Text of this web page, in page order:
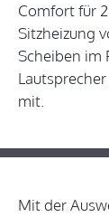
Comfort für
Sitzheizung
Scheiben im
mit.
Mit der